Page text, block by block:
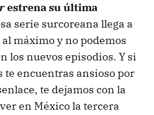
estrena su última
serie surcoreana llega a
máximo y no podemos
los nuevos episodios. Y si
te encuentras ansioso por
te dejamos con la
en México la tercera